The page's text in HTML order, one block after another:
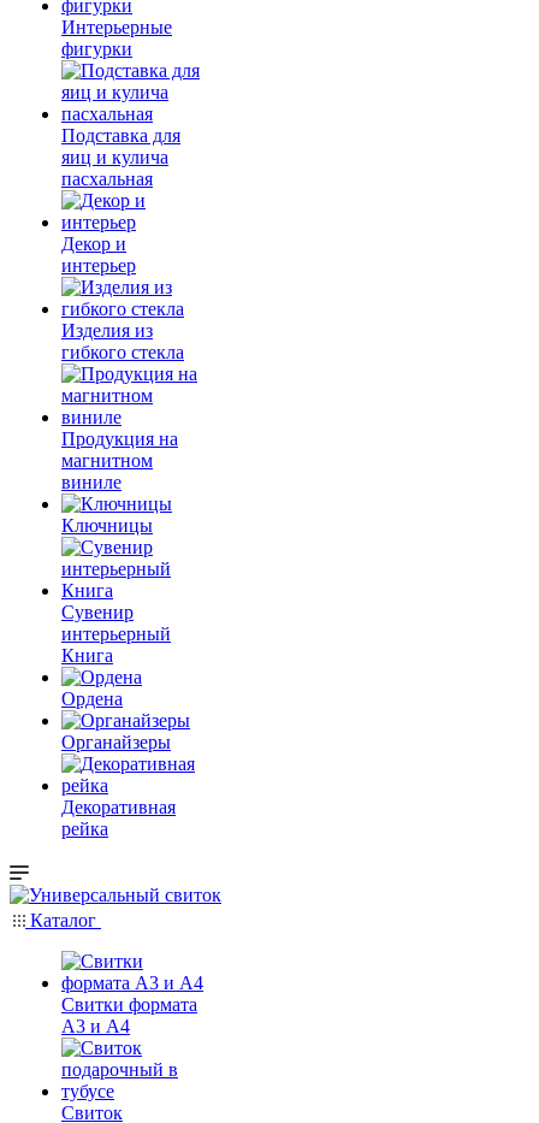
Интерьерные
фигурки
Подставка для
яиц и кулича
пасхальная
Декор и
интерьер
Изделия из
гибкого стекла
Продукция на
магнитном
виниле
Ключницы
Сувенир
интерьерный
Книга
Ордена
Органайзеры
Декоративная
рейка
Каталог
Свитки формата
А3 и А4
Свиток